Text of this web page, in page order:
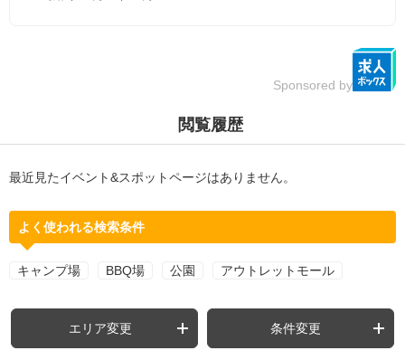
Sponsored by
閲覧履歴
最近見たイベント&スポットページはありません。
よく使われる検索条件
キャンプ場 BBQ場 公園 アウトレットモール
エリア変更 条件変更